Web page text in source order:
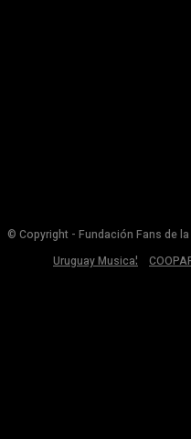
© Copyright - Fundación Fans de
Uruguay Musical